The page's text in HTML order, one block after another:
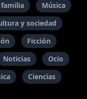
Música
y sociedad
Ficción
Noticias
Ocio
Ciencias